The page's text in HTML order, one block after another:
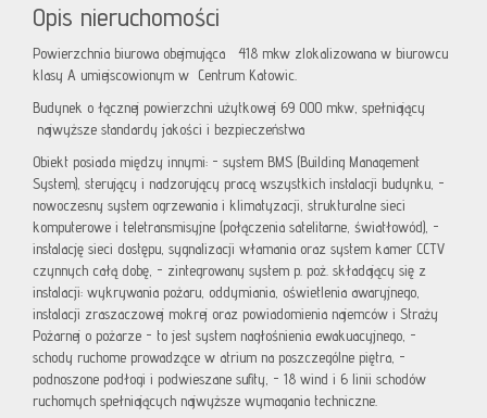
Opis nieruchomości
Powierzchnia biurowa obejmująca 418 mkw zlokalizowana w biurowcu
klasy A umiejscowionym w Centrum Katowic.
Budynek o łącznej powierzchni użytkowej 69 000 mkw, spełniający
najwyższe standardy jakości i bezpieczeństwa
Obiekt posiada między innymi: - system BMS (Building Management
System), sterujący i nadzorujący pracą wszystkich instalacji budynku, -
nowoczesny system ogrzewania i klimatyzacji, strukturalne sieci
komputerowe i teletransmisyjne (połączenia satelitarne, światłowód), -
instalację sieci dostępu, sygnalizacji włamania oraz system kamer CCTV
czynnych całą dobę, - zintegrowany system p. poż. składający się z
instalacji: wykrywania pożaru, oddymiania, oświetlenia awaryjnego,
instalacji zraszaczowej mokrej oraz powiadomienia najemców i Straży
Pożarnej o pożarze - to jest system nagłośnienia ewakuacyjnego, -
schody ruchome prowadzące w atrium na poszczególne piętra, -
podnoszone podłogi i podwieszane sufity, - 18 wind i 6 linii schodów
ruchomych spełniających najwyższe wymagania techniczne.